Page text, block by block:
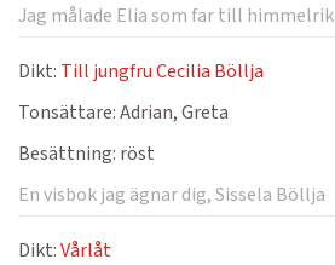
Jag målade Elia som far till himmelrik
Dikt: Till jungfru Cecilia Böllja
Tonsättare:Adrian, Greta
Besättning: röst
En visbok jag ägnar dig, Sissela Böllja
Dikt:Vårlåt